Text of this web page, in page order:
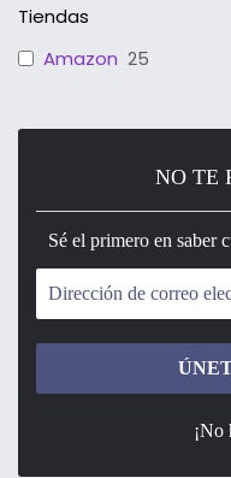
Tiendas
Amazon 25
NO TE
Sé el primero en saber
¡No